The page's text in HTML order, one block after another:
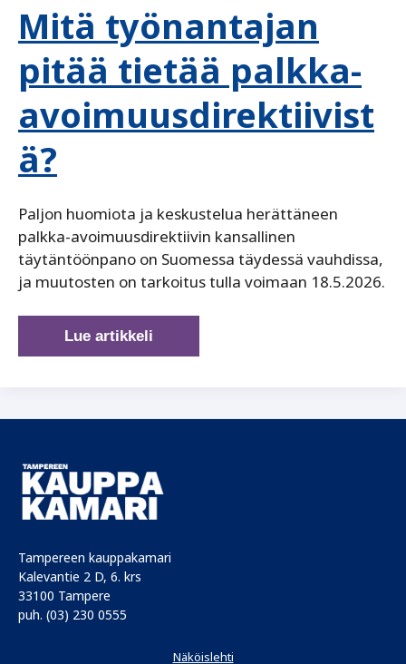
Mitä työnantajan
pitää tietää palkka-
avoimuusdirektiivist
ä?
Paljon huomiota ja keskustelua herättäneen
palkka-avoimuusdirektiivin kansallinen
täytäntöönpano on Suomessa täydessä vauhdissa,
ja muutosten on tarkoitus tulla voimaan 18.5.2026.
Mitä
työnantajan
Lue artikkeli
Tampereen kauppakamari
Kalevantie 2 D, 6. krs
33100 Tampere
puh. (03) 230 0555
Näköislehti